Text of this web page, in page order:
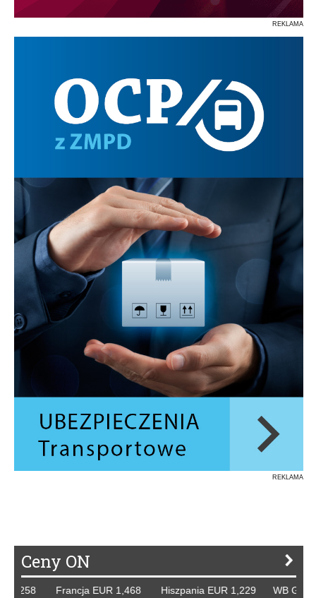
REKLAMA
REKLAMA
Ceny ON
Francja EUR 1,468 Hiszpania EUR 1,229 WB GBP